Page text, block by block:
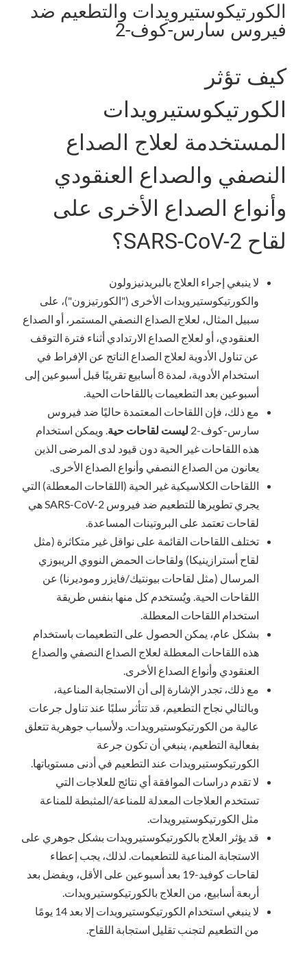
الكورتيكوستيرويدات والتطعيم ضد
فيروس سارس-كوف-2
كيف تؤثر
الكورتيكوستيرويدات
المستخدمة لعلاج الصداع
النصفي والصداع العنقودي
وأنواع الصداع الأخرى على
لقاح SARS-CoV-2؟
لا ينبغي إجراء العلاج بالبريدنيزولون
والكورتيكوستيرويدات الأخرى ("الكورتيزون")، على
سبيل المثال، لعلاج الصداع النصفي المستمر، أو الصداع
العنقودي، أو لعلاج الصداع الارتدادي أثناء فترة التوقف
عن تناول الأدوية لعلاج الصداع الناتج عن الإفراط في
استخدام الأدوية، لمدة 8 أسابيع تقريبًا قبل أسبوعين إلى
أسبوعين بعد التطعيمات باللقاحات الحية.
مع ذلك، فإن اللقاحات المعتمدة حاليًا ضد فيروس
سارس-كوف-2
ليست لقاحات حية . ويمكن استخدام
هذه اللقاحات غير الحية دون قيود لدى المرضى الذين
يعانون من الصداع النصفي وأنواع الصداع الأخرى.
اللقاحات الكلاسيكية غير الحية (اللقاحات المعطلة) التي
يجري تطويرها للتطعيم ضد فيروس SARS-CoV-2 هي
لقاحات تعتمد على البروتينات المساعدة.
تختلف اللقاحات القائمة على نواقل غير متكاثرة (مثل
لقاح أسترازينيكا) ولقاحات الحمض النووي الريبوزي
المرسال (مثل لقاحات بيونتيك/فايزر وموديرنا) عن
اللقاحات الحية. ويُستخدم كل منها بنفس طريقة
استخدام اللقاحات المعطلة.
بشكل عام، يمكن الحصول على التطعيمات باستخدام
هذه اللقاحات المعطلة لعلاج الصداع النصفي والصداع
العنقودي وأنواع الصداع الأخرى.
مع ذلك، تجدر الإشارة إلى أن الاستجابة المناعية،
وبالتالي نجاح التطعيم، قد تتأثر سلبًا عند تناول جرعات
عالية من الكورتيكوستيرويدات. ولأسباب جوهرية تتعلق
بفعالية التطعيم، ينبغي أن تكون جرعة
الكورتيكوستيرويدات عند التطعيم في أدنى مستوياتها.
لا تقدم دراسات الموافقة أي نتائج للعلاجات التي
تستخدم العلاجات المعدلة للمناعة/المثبطة للمناعة
مثل الكورتيكوستيرويدات.
قد يؤثر العلاج بالكورتيكوستيرويدات بشكل جوهري على
الاستجابة المناعية للتطعيمات. لذلك، يجب إعطاء
لقاحات كوفيد-19 بعد أسبوعين على الأقل، ويفضل بعد
أربعة أسابيع، من العلاج بالكورتيكوستيرويدات.
لا ينبغي استخدام الكورتيكوستيرويدات إلا بعد 14 يومًا
من التطعيم لتجنب تقليل استجابة اللقاح.